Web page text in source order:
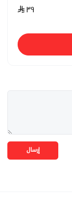
٣٩
إرسال